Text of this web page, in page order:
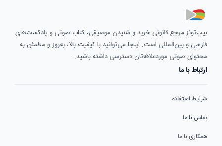
بیپ‌تونز مرجع قانونی خرید و شنیدن موسیقی، کتاب صوتی و پادکست‌های
فارسی و بین‌المللی است. اینجا می‌توانید با کیفیت بالا، به‌روز و مطمئن به
محتوای صوتی موردعلاقه‌تان دسترسی داشته باشید.
ارتباط با ما
شرایط استفاده
تماس با ما
همکاری با ما